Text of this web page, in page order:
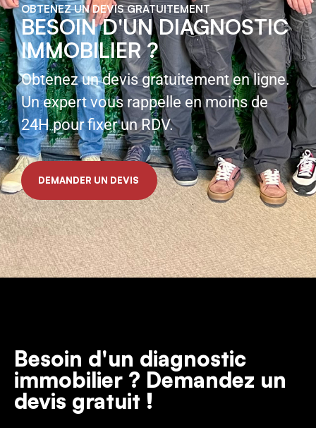
OBTENEZ UN DEVIS GRATUITEMENT
BESOIN D'UN DIAGNOSTIC
IMMOBILIER ?
Obtenez un devis gratuitement en ligne.
Un expert vous rappelle en moins de
24H pour fixer un RDV.
DEMANDER UN DEVIS
Besoin d'un diagnostic
immobilier ? Demandez un
devis gratuit !